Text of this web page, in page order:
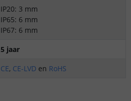
IP20: 3 mm
IP65: 6 mm
IP67: 6 mm
5 jaar
CE, CE-LVD en RoHS